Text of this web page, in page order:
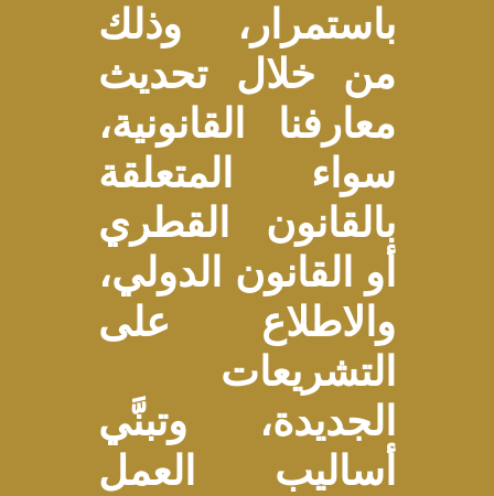
باستمرار، وذلك
من خلال تحديث
معارفنا القانونية،
سواء المتعلقة
بالقانون القطري
أو القانون الدولي،
والاطلاع على
التشريعات
الجديدة، وتبنَّي
أساليب العمل